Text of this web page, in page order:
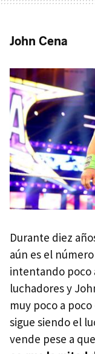
John Cena
Durante diez
aún es el
intentando poco
luchadores y
muy poco a
sigue siendo el
vende pese a